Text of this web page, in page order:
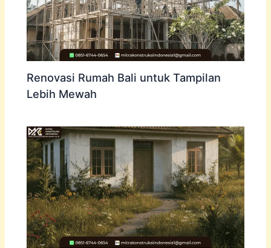
Renovasi Rumah Bali untuk Tampilan
Lebih Mewah